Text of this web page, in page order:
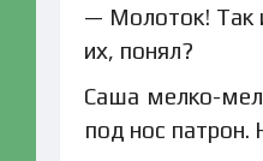
— Молоток! Так
их, понял?
Саша мелко-
под нос патрон.